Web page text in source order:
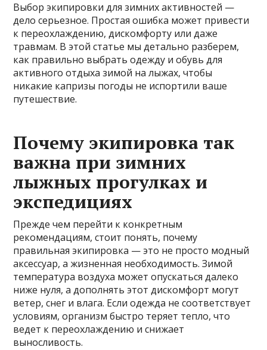
Выбор экипировки для зимних активностей —
дело серьезное. Простая ошибка может привести
к переохлаждению, дискомфорту или даже
травмам. В этой статье мы детально разберем,
как правильно выбрать одежду и обувь для
активного отдыха зимой на лыжах, чтобы
никакие капризы погоды не испортили ваше
путешествие.
Почему экипировка так
важна при зимних
лыжных прогулках и
экспедициях
Прежде чем перейти к конкретным
рекомендациям, стоит понять, почему
правильная экипировка — это не просто модный
аксессуар, а жизненная необходимость. Зимой
температура воздуха может опускаться далеко
ниже нуля, а дополнять этот дискомфорт могут
ветер, снег и влага. Если одежда не соответствует
условиям, организм быстро теряет тепло, что
ведет к переохлаждению и снижает
выносливость.